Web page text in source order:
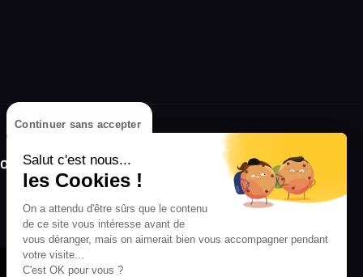
Continuer sans accepter
Salut c'est nous...
les Cookies !
On a attendu d'être sûrs que le contenu
de ce site vous intéresse avant de
vous déranger, mais on aimerait bien vous accompagner pendant
votre visite...
C'est OK pour vous ?
l'expérience avec l'application
RIFFX !
Disponible sur l'App Store et Google Play